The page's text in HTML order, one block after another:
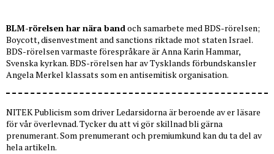
BLM-rörelsen har nära bandoch samarbete med BDS-rörelsen;
Boycott, disenvestment and sanctions riktade mot staten Israel.
BDS-rörelsen varmaste förespråkare är Anna Karin Hammar,
Svenska kyrkan. BDS-rörelsen har av Tysklands förbundskansler
Angela Merkel klassats som en antisemitisk organisation.
NITEK Publicism som driver Ledarsidorna är beroende av er läsare
för vår överlevnad. Tycker du att vi gör skillnad bli gärna
prenumerant. Som prenumerant och premiumkund kan du ta del av
hela artikeln.